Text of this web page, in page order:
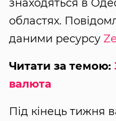
знаходяться в
областях.
даними ресурсу
Читати за темою:
валюта
Під кінець тижня